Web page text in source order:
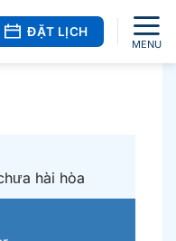
ĐẶT LỊCH
hài hòa